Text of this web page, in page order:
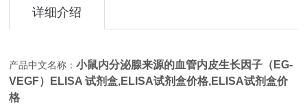
详细介绍
产品中文名称：小鼠内分泌腺来源的血管内皮生长因子（EG-
VEGF）ELISA 试剂盒,ELISA试剂盒价格,ELISA试剂盒价
格